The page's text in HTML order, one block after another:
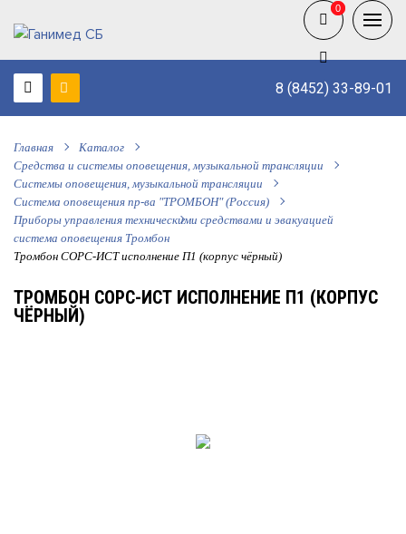
8 (8452) 33-89-01
0
0
Главная
Каталог
Средства и системы оповещения, музыкальной трансляции
Системы оповещения, музыкальной трансляции
Система оповещения пр-ва "ТРОМБОН" (Россия)
Приборы управления техническими средствами и эвакуацией
система оповещения Тромбон
Тромбон СОРС-ИСТ исполнение П1 (корпус чёрный)
ТРОМБОН СОРС-ИСТ ИСПОЛНЕНИЕ П1 (КОРПУС
ЧЁРНЫЙ)